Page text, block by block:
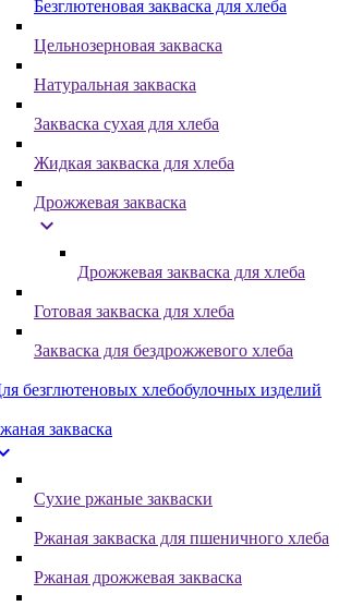
Безглютеновая закваска для хлеба
Цельнозерновая закваска
Натуральная закваска
Закваска сухая для хлеба
Жидкая закваска для хлеба
Дрожжевая закваска
expand_more
Дрожжевая закваска для хлеба
Готовая закваска для хлеба
Закваска для бездрожжевого хлеба
безглютеновых хлебобулочных изделий
закваска
Сухие ржаные закваски
Ржаная закваска для пшеничного хлеба
Ржаная дрожжевая закваска